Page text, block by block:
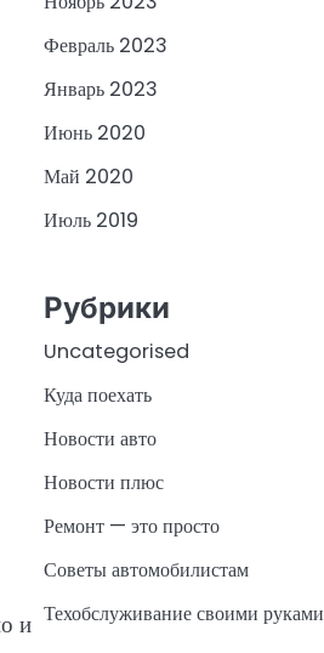
и
Февраль 2023
Январь 2023
Июнь 2020
Май 2020
Июль 2019
Рубрики
Uncategorised
Куда поехать
Новости авто
Новости плюс
Ремонт — это просто
Советы автомобилистам
Техобслуживание своими руками